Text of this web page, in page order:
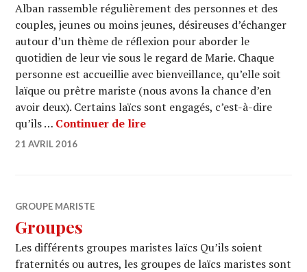
Alban rassemble régulièrement des personnes et des
couples, jeunes ou moins jeunes, désireuses d’échanger
autour d’un thème de réflexion pour aborder le
quotidien de leur vie sous le regard de Marie. Chaque
personne est accueillie avec bienveillance, qu’elle soit
laïque ou prêtre mariste (nous avons la chance d’en
avoir deux). Certains laïcs sont engagés, c’est-à-dire
qu’ils … Continuer de lireLe groupe Saint Alban
21 AVRIL 2016
GROUPE MARISTE
Groupes
Les différents groupes maristes laïcs Qu’ils soient
fraternités ou autres, les groupes de laïcs maristes sont